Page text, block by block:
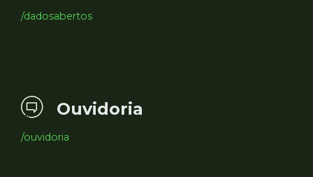
/dadosabertos
Ouvidoria
/ouvidoria